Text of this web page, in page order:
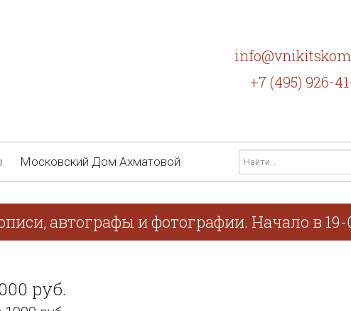
+7 (495) 926-
Московский Дом Ахматовой
автографы и фотографии. Начало в 19-
руб.